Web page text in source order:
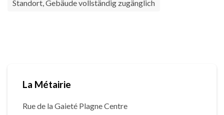
Standort, Gebäude vollständig zugänglich
La Métairie
Rue de la Gaieté Plagne Centre